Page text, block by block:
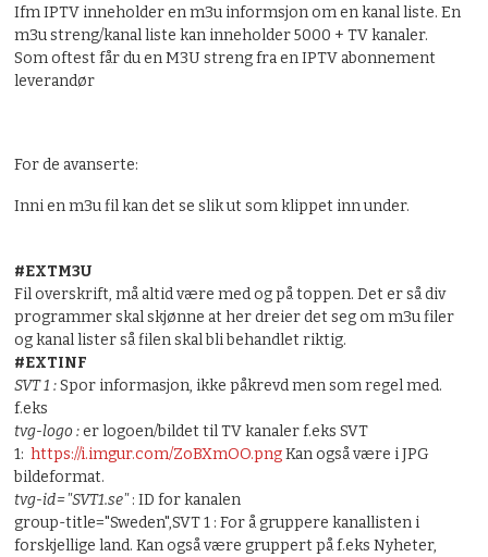
Ifm IPTV inneholder en m3u informsjon om en kanal liste. En
m3u streng/kanal liste kan inneholder 5000 + TV kanaler.
Som oftest får du en M3U streng fra en IPTV abonnement
leverandør
For de avanserte:
Inni en m3u fil kan det se slik ut som klippet inn under.
#EXTM3U
Fil overskrift, må altid være med og på toppen. Det er så div
programmer skal skjønne at her dreier det seg om m3u filer
og kanal lister så filen skal bli behandlet riktig.
#EXTINF
SVT 1 :Spor informasjon, ikke påkrevd men som regel med.
f.eks
tvg-logo :er logoen/bildet til TV kanaler f.eks SVT
1:https://i.imgur.com/ZoBXmOO.pngKan også være i JPG
bildeformat.
tvg-id="SVT1.se": ID for kanalen
group-title="Sweden",SVT 1 : For å gruppere kanallisten i
forskjellige land. Kan også være gruppert på f.eks Nyheter,